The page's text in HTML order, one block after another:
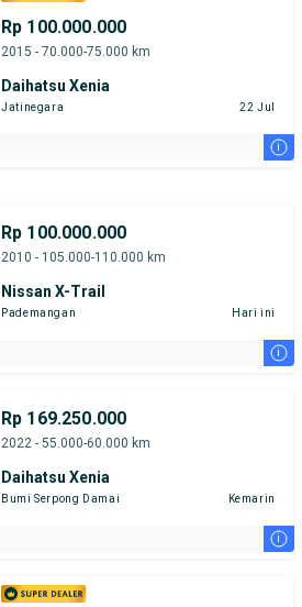
Rp 100.000.000
2015 - 70.000-75.000 km
Daihatsu Xenia
Jatinegara 22 Jul
i
Rp 100.000.000
2010 - 105.000-110.000 km
Nissan X-Trail
Pademangan Hari ini
i
Rp 169.250.000
2022 - 55.000-60.000 km
Daihatsu Xenia
Bumi Serpong Damai Kemarin
i